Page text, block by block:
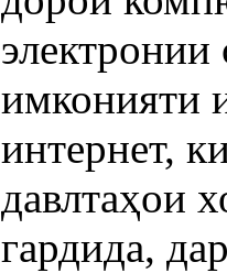
электронии
имконияти
интернет,
давлтаҳои
гардида,